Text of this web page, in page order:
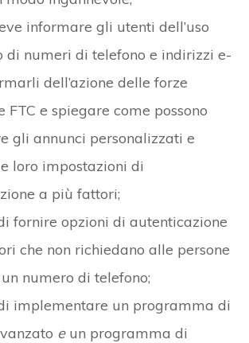
informare gli utenti dell’uso
di numeri di telefono e indirizzi e-
dell’azione delle forze
FTC e spiegare come possono
gli annunci personalizzati e
loro impostazioni di
a più fattori;
fornire opzioni di autenticazione
che non richiedano alle persone
numero di telefono;
implementare un programma di
eun programma di